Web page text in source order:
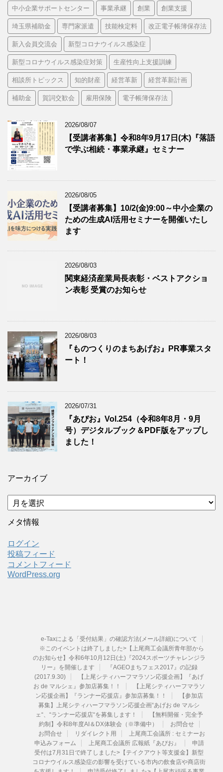
中小企業サポートセンター 事業承継 創業 創業支援
埼玉県補助金 専門家派遣 技能検定料 改正電子帳簿保存法
新入会員交流会 新型コロナウイルス感染症
新型コロナウイルス感染症対策 生産性向上支援訓練
相談所トピックス 知的財産 経営革新 経営革新計画
補助金 賀詞交歓会 雇用保険 電子帳簿保存法
2026/08/07
【受講者募集】令和8年9月17日(木)『落語
で学ぶ相続・事業承継』セミナー
2026/08/05
【受講者募集】10/2(金)9:00～中小企業の
ための生成AI活用セミナーを開催いたし
ます
2026/08/03
関東経済産業局長表彰・ベストアクショ
ン表彰 受賞のお知らせ
2026/08/03
『ものつくりのまちあげお』PR事業スタ
ート！
2026/07/31
『あぴお』Vol.254（令和8年8月・9月
号）デジタルブック＆PDF版をアップし
ました！
アーカイブ
ア
ー
カ
ブ
メタ情報
ログイン
投稿フィード
コメントフィード
WordPress.org
e-Taxによる「受付結果」の確認方法(メール詳細)について
※このイベントは終了しました>【上尾商工会議所青年部から
のお知らせ】令和6年10月12日(土)『2024スポーツチャレンジラ
リー』を開催します
『AGEOまちフェス2017』の記録
(2017.9.30)
【上尾シティハーフマラソン応援企画】『あげ
お de マルシェ』参加店募集！！
【上尾シティハーフマラソ
ン応援企画】『ランナー応援店』参加店募集！！
【参加店
募集】上尾シティハーフマラソン応援企画“あげお de マルシ
ェ“、“ランナー応援店“を募集します！
【無料開催・完全予
約制】令和8年度AI＆DX体験会（※準備中）
お問合せ
お問合せ
リダイレクト用
上尾商工会議所 : セミナーお
申込みフォーム
上尾商工会議所 広報紙『あぴお』
申請
受付は7月31日で終了しました>【テイクアウト等支援金】新型
コロナウイルス感染症の影響を受けている市内の飲食店や商店街